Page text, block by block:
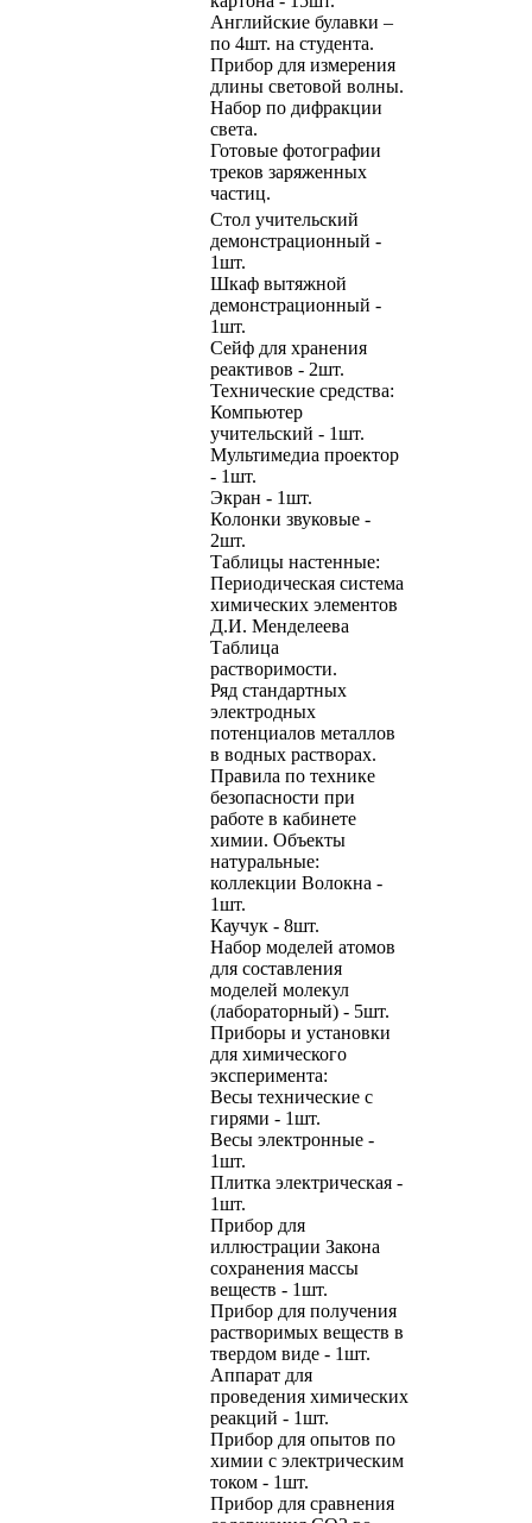
Английские булавки –
по 4шт. на студента.
Прибор для измерения
длины световой волны.
Набор по дифракции
света.
Готовые фотографии
треков заряженных
частиц.
Стол учительский
демонстрационный -
1шт.
Шкаф вытяжной
демонстрационный -
1шт.
Сейф для хранения
реактивов - 2шт.
Технические средства:
Компьютер
учительский - 1шт.
Мультимедиа проектор
- 1шт.
Экран - 1шт.
Колонки звуковые -
2шт.
Таблицы настенные:
Периодическая система
химических элементов
Д.И. Менделеева
Таблица
растворимости.
Ряд стандартных
электродных
потенциалов металлов
в водных растворах.
Правила по технике
безопасности при
работе в кабинете
химии. Объекты
натуральные:
коллекции Волокна -
1шт.
Каучук - 8шт.
Набор моделей атомов
для составления
моделей молекул
(лабораторный) - 5шт.
Приборы и установки
для химического
эксперимента:
Весы технические с
гирями - 1шт.
Весы электронные -
1шт.
Плитка электрическая -
1шт.
Прибор для
иллюстрации Закона
сохранения массы
веществ - 1шт.
Прибор для получения
растворимых веществ в
твердом виде - 1шт.
Аппарат для
проведения химических
реакций - 1шт.
Прибор для опытов по
химии с электрическим
током - 1шт.
Прибор для сравнения